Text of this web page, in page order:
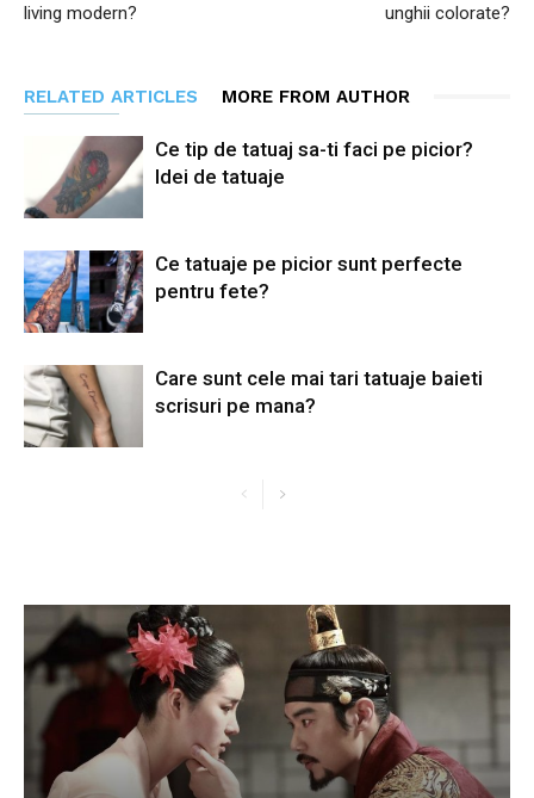
living modern?
unghii colorate?
RELATED ARTICLES MORE FROM AUTHOR
Ce tip de tatuaj sa-ti faci pe picior?
Idei de tatuaje
Ce tatuaje pe picior sunt perfecte
pentru fete?
Care sunt cele mai tari tatuaje baieti
scrisuri pe mana?